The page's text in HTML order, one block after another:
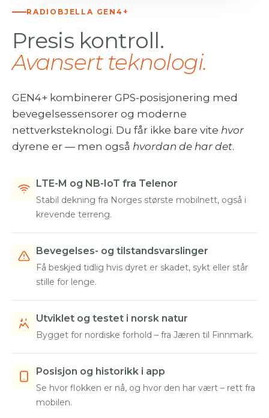
RADIOBJELLA GEN4+
Presis kontroll.
Avansert teknologi.
GEN4+ kombinerer GPS-posisjonering med
bevegelsessensorer og moderne
nettverksteknologi. Du får ikke bare vite hvor
dyrene er — men også hvordan de har det.
LTE-M og NB-IoT fra Telenor
Stabil dekning fra Norges største mobilnett, også i
krevende terreng.
Bevegelses- og tilstandsvarslinger
Få beskjed tidlig hvis dyret er skadet, sykt eller står
stille for lenge.
Utviklet og testet i norsk natur
Bygget for nordiske forhold – fra Jæren til Finnmark.
Posisjon og historikk i app
Se hvor flokken er nå, og hvor den har vært – rett fra
mobilen.